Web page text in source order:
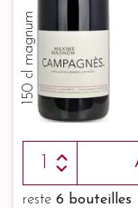
150 cl magnum
reste 6 bouteilles